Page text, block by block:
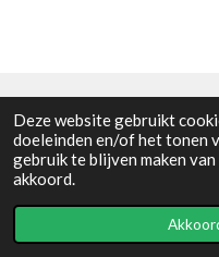
Deze website gebruikt
doeleinden en/of het tonen
gebruik te blijven maken
akkoord.
Algemene voorwaarden
© 2021 - RC en